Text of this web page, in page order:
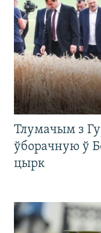
Тлумачым з
ўборачную ў
цырк